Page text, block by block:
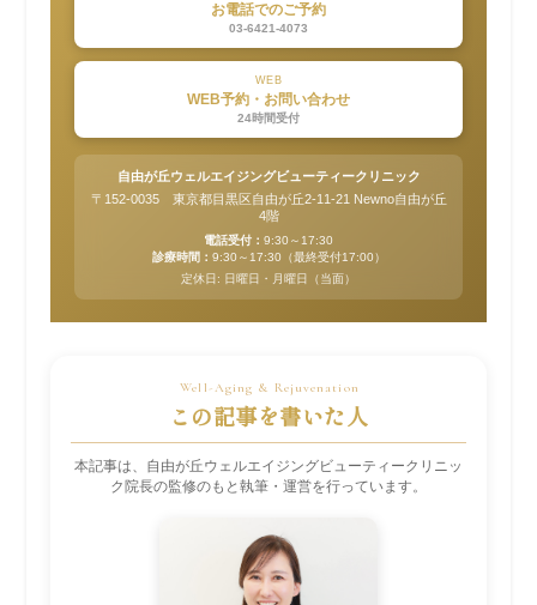
お電話でのご予約
03-6421-4073
WEB
WEB予約・お問い合わせ
24時間受付
自由が丘ウェルエイジングビューティークリニック
〒152-0035 東京都目黒区自由が丘2-11-21 Newno自由が丘
4階
電話受付： 9:30～17:30
診療時間： 9:30～17:30（最終受付17:00）
定休日: 日曜日・月曜日（当面）
この記事を書いた人
本記事は、自由が丘ウェルエイジングビューティークリニッ
ク院長の監修のもと執筆・運営を行っています。